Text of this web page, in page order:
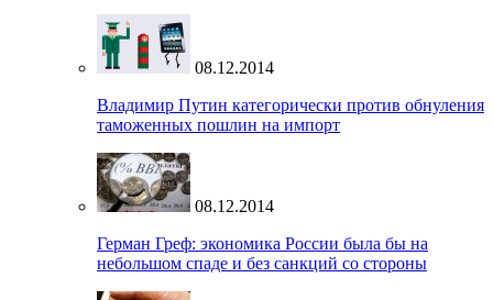
08.12.2014
Владимир Путин категорически против обнуления
таможенных пошлин на импорт
08.12.2014
Герман Греф: экономика России была бы на
небольшом спаде и без санкций со стороны